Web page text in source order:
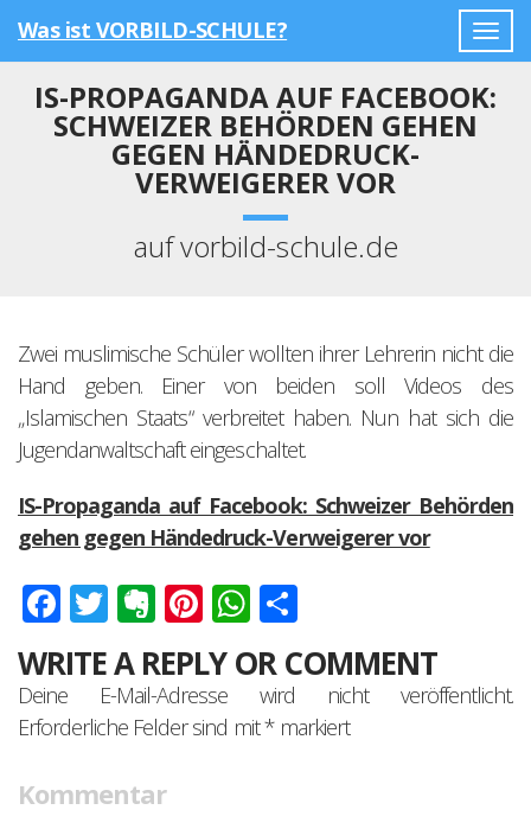
Was ist VORBILD-SCHULE?
IS-PROPAGANDA AUF FACEBOOK:
SCHWEIZER BEHÖRDEN GEHEN
GEGEN HÄNDEDRUCK-
VERWEIGERER VOR
auf vorbild-schule.de
Zwei muslimische Schüler wollten ihrer Lehrerin nicht die
Hand geben. Einer von beiden soll Videos des
„Islamischen Staats“ verbreitet haben. Nun hat sich die
Jugendanwaltschaft eingeschaltet.
IS-Propaganda auf Facebook: Schweizer Behörden
gehen gegen Händedruck-Verweigerer vor
Facebook
Twitter
Evernote
Pinterest
WhatsApp
WRITE A REPLY OR COMMENT
Deine E-Mail-Adresse wird nicht veröffentlicht.
Erforderliche Felder sind mit*markiert
Kommentar